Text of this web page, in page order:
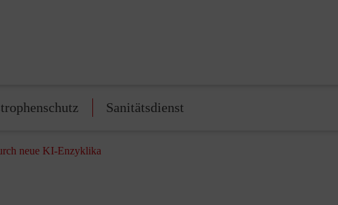
Sanitätsdienst
neue KI-Enzyklika